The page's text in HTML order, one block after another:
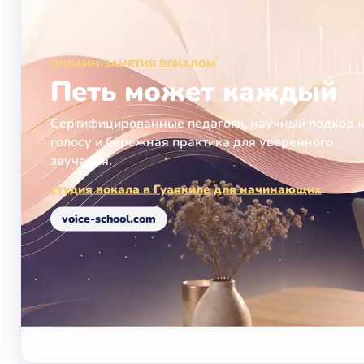
ОНЛАЙН-ЗАНЯТИЯ ВОКАЛОМ
Петь может каждый
Сертифицированные педагоги, научный подход к
голосу и бережная практика для уверенного
звучания.
студия вокала в Гуаякиле для начинающих
voice-school.com